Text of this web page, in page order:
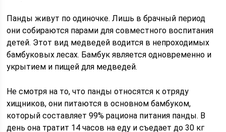
Панды живут по одиночке. Лишь в брачный период
они собираются парами для совместного воспитания
детей. Этот вид медведей водится в непроходимых
бамбуковых лесах. Бамбук является одновременно и
укрытием и пищей для медведей.
Не смотря на то, что панды относятся к отряду
хищников, они питаются в основном бамбуком,
который составляет 99% рациона питания панды. В
день она тратит 14 часов на еду и съедает до 30 кг